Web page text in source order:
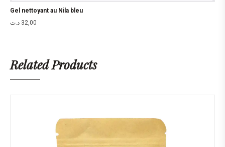
Gel nettoyant au Nila bleu
32,00 د.ت
Related Products